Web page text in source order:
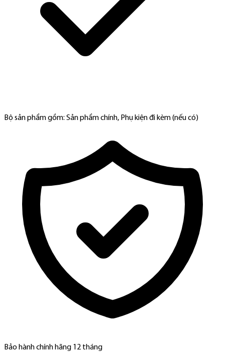
Bộ sản phẩm gồm: Sản phẩm chính, Phụ kiện đi kèm (nếu có)
Bảo hành chính hãng 12 tháng